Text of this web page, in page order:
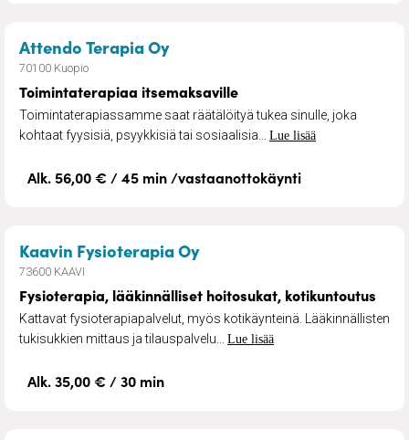
Attendo Terapia Oy– Toimintaterapiaa
70100 Kuopio
Toimintaterapiaa itsemaksaville
Toimintaterapiassamme saat räätälöityä tukea sinulle, joka
kohtaat fyysisiä, psyykkisiä tai sosiaalisia... Lue lisää
Alk. 56,00 € / 45 min /vastaanottokäynti
Kaavin Fysioterapia Oy– Fysioterapia,
73600 KAAVI
Fysioterapia, lääkinnälliset hoitosukat, kotikuntoutus
Kattavat fysioterapiapalvelut, myös kotikäynteinä. Lääkinnällisten
tukisukkien mittaus ja tilauspalvelu... Lue lisää
Alk. 35,00 € / 30 min